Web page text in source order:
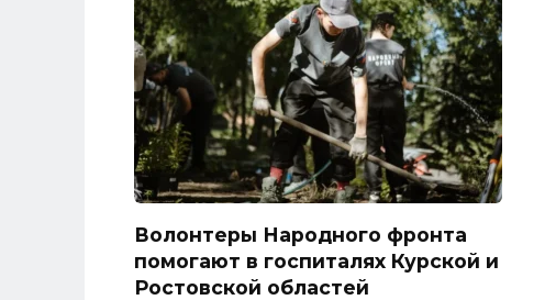
Волонтеры Народного фронта
помогают в госпиталях Курской и
Ростовской областей